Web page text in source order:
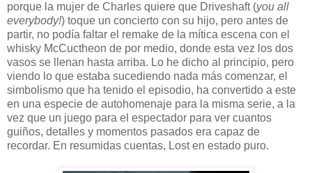
porque la mujer de Charles quiere que Driveshaft (you all
everybody!) toque un concierto con su hijo, pero antes de
partir, no podía faltar el remake de la mítica escena con el
whisky McCuctheon de por medio, donde esta vez los dos
vasos se llenan hasta arriba. Lo he dicho al principio, pero
viendo lo que estaba sucediendo nada más comenzar, el
simbolismo que ha tenido el episodio, ha convertido a este
en una especie de autohomenaje para la misma serie, a la
vez que un juego para el espectador para ver cuantos
guiños, detalles y momentos pasados era capaz de
recordar. En resumidas cuentas, Lost en estado puro.